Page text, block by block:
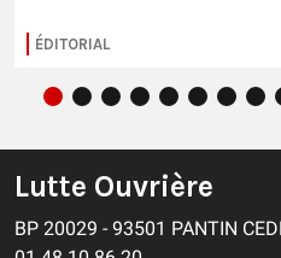
ÉDITORIAL
Lutte Ouvrière
BP 20029 - 93501 PANTIN